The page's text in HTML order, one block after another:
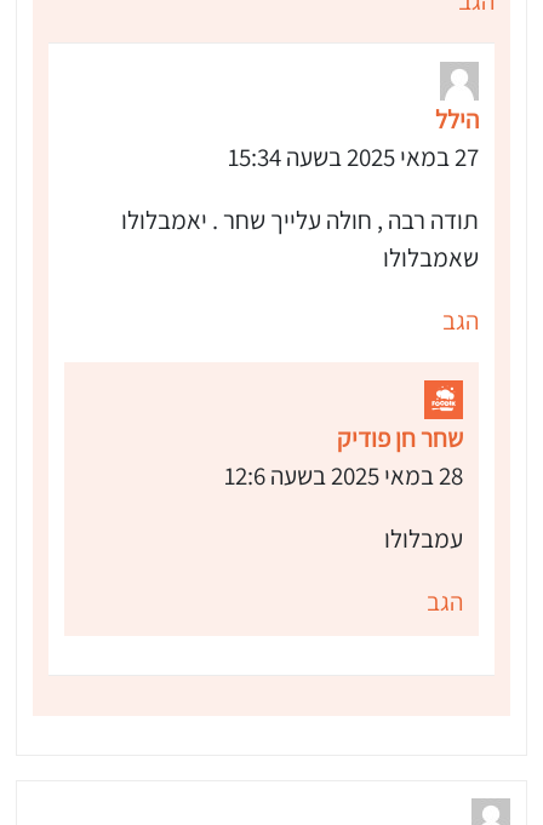
שלי "פודיק" כמנויים עוד היום!
כמנויים ותלחצו על הפעמון תקבלו התראה לטלפון הנייד ברגע שעולה מתכון חדש לערוץ,
הילל
27 במאי 2025 בשעה 15:34
תודה רבה , חולה עלייך שחר . יאמבלולו
שאמבלולו
הגב
שחר חן פודיק
28 במאי 2025 בשעה 12:6
עמבלולו
הגב